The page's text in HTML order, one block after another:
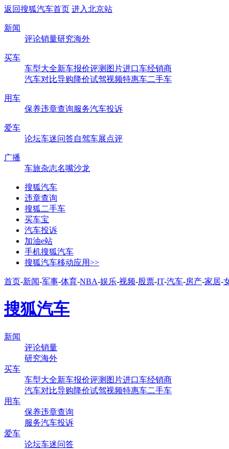
返回搜狐汽车首页 进入北京站
新闻
评论销量研究海外
买车
车型大全新车报价评测 图片进口车经销商
汽车对比导购降价试驾视频特惠车二手车
用车
保养违章查询服务汽车投诉
爱车
论坛车迷问答自驾车展点评
广播
车旅杂志名嘴沙龙
搜狐汽车
违章查询
搜狐二手车
买车宝
汽车投诉
加油e站
手机搜狐汽车
搜狐汽车移动应用>>
首页-新闻-军事-体育-NBA-娱乐-视频-股票-IT-汽车-房产-家居-
搜狐汽车
新闻
评论销量
研究海外
买车
车型大全新车报价评测 图片进口车经销商
汽车对比导购降价试驾视频特惠车二手车
用车
保养违章查询
服务汽车投诉
爱车
论坛车迷问答